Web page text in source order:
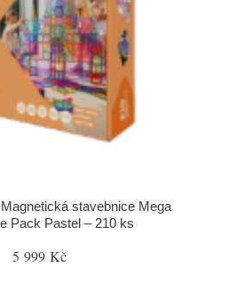
stavebnice Mega
Pack Pastel – 210 ks
5 999 Kč